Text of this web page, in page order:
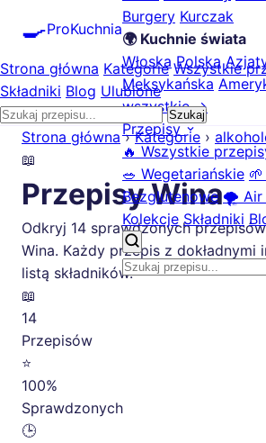
🍳ProKuchnia
Burgery Kurczak
🌍 Kuchnie świata
Włoska Polska
Meksykańska
wszystkie →
Przepisy
🔥 Wszystkie
🥗 Wegetariańskie
Bezglutenowe 🌪️ Air
Kolekcje Składniki
Strona główna Kategorie Wszystkie
Składniki Blog Ulubione
Szukaj
Strona główna › Kategorie ›
📖
Przepisy Wina
Odkryj 14 sprawdzonych
Wina. Każdy przepis z dokładnymi
listą składników.
📖
14
Przepisów
⭐
100%
Sprawdzonych
🕒